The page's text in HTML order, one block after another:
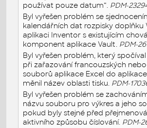
používat pouze datum“. PDM-
Byl vyřešen problém se
kalendářních dat rozpisky doplňku
aplikaci Inventor s existujícím
komponent aplikace Vault. PDM-
Byl vyřešen problém, který
při zařazování francouzských
souborů aplikace Excel do aplikace
měnil název oblasti tisku. PDM-
Byl vyřešen problém se
názvu souboru pro výkres a jeho
pokud byly stejné před
aktivního způsobu číslování. PDM-